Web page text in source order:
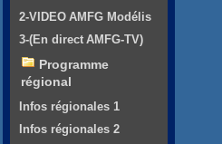
2-VIDEO AMFG Modélis
3-(En direct AMFG-TV)
Programme
régional
Infos régionales 1
Infos régionales 2